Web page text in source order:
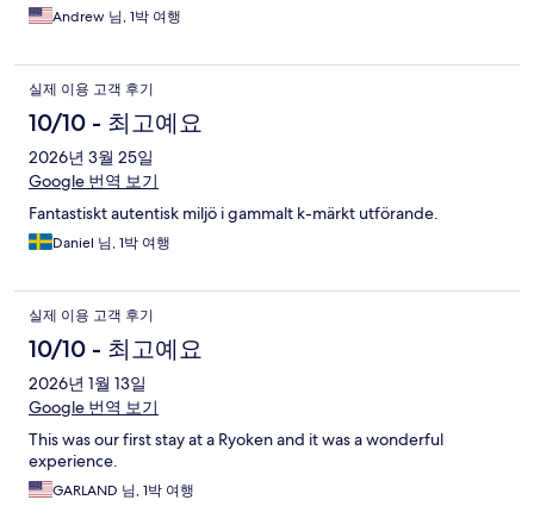
Andrew 님, 1박 여행
실제 이용 고객 후기
10/10 - 최고예요
2026년 3월 25일
Google 번역 보기
Fantastiskt autentisk miljö i gammalt k-märkt utförande.
Daniel 님, 1박 여행
실제 이용 고객 후기
10/10 - 최고예요
2026년 1월 13일
Google 번역 보기
This was our first stay at a Ryoken and it was a wonderful
experience.
GARLAND 님, 1박 여행